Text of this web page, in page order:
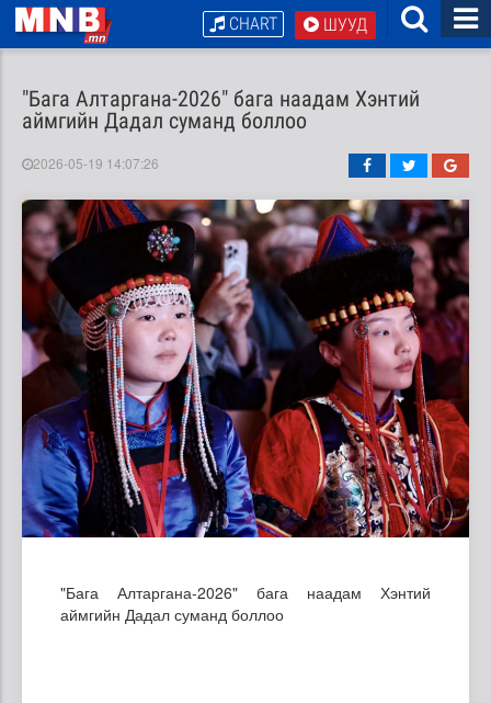
ШУУД
CHART
"Бага Алтаргана-2026" бага наадам Хэнтий
аймгийн Дадал суманд боллоо
2026-05-19 14:07:26
"Бага Алтаргана-2026" бага наадам Хэнтий
аймгийн Дадал суманд боллоо